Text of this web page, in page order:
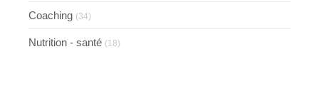
Coaching (34)
Nutrition - santé (18)